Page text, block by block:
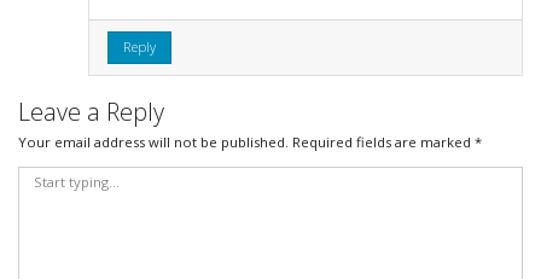
Reply
Leave a Reply
Your email address will not be published. Required fields are marked *